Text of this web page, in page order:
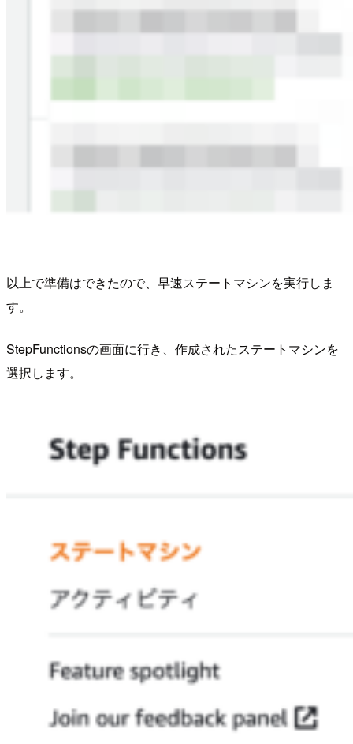
以上で準備はできたので、早速ステートマシンを実行しま
す。
StepFunctionsの画面に行き、作成されたステートマシンを
選択します。